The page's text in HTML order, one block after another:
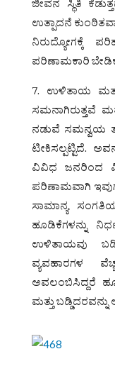
ಜೀವನ ಸ್ಥಿತಿ
ಉತ್ಪಾದನೆ
ನಿರುದ್ಯೋಗಕ್ಕೆ
ಪರಿಣಾಮಕಾರಿ
7. ಉಳಿತಾಯ
ಸಮನಾಗಿರುತ್ತವೆ
ನಡುವೆ ಸಮನ್ವಯ
ಟೀಕಿಸಲ್ಪಟ್ಟಿದೆ.
ವಿವಿಧ ಜನರಿಂದ
ಪರಿಣಾಮವಾಗಿ
ಸಾಮಾನ್ಯ
ಹೂಡಿಕೆಗಳನ್ನು
ಉಳಿತಾಯವು
ವ್ಯವಹಾರಗಳ
ಅವಲಂಬಿಸಿದ್ದರೆ
ಮತ್ತು